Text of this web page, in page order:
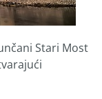
Stari Most